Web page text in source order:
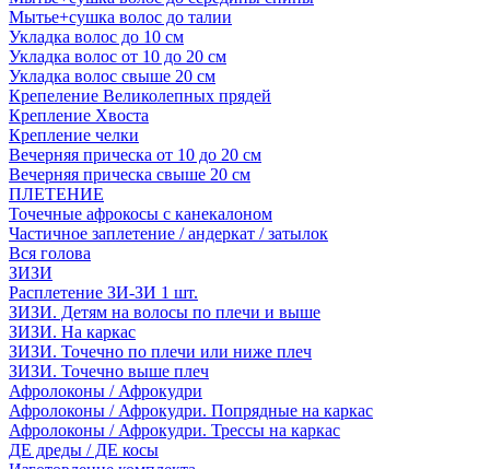
Мытье+сушка волос до талии
Укладка волос до 10 см
Укладка волос от 10 до 20 см
Укладка волос свыше 20 см
Крепеление Великолепных прядей
Крепление Хвоста
Крепление челки
Вечерняя прическа от 10 до 20 см
Вечерняя прическа свыше 20 см
ПЛЕТЕНИЕ
Точечные афрокосы с канекалоном
Частичное заплетение / андеркат / затылок
Вся голова
ЗИЗИ
Расплетение ЗИ-ЗИ 1 шт.
ЗИЗИ. Детям на волосы по плечи и выше
ЗИЗИ. На каркас
ЗИЗИ. Точечно по плечи или ниже плеч
ЗИЗИ. Точечно выше плеч
Афролоконы / Афрокудри
Афролоконы / Афрокудри. Попрядные на каркас
Афролоконы / Афрокудри. Трессы на каркас
ДЕ дреды / ДЕ косы